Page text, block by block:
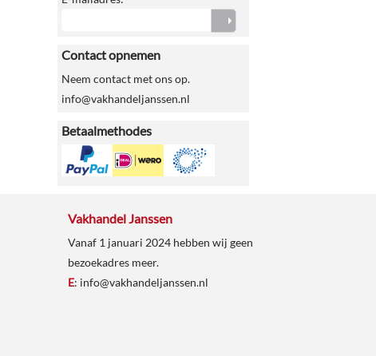
Contact opnemen
Neem contact met ons op.
info@vakhandeljanssen.nl
Betaalmethodes
Vakhandel Janssen
Vanaf 1 januari 2024 hebben wij geen
bezoekadres meer.
E: info@vakhandeljanssen.nl